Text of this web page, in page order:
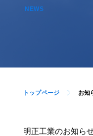
NEWS
トップページ お知
明正工業のお知ら